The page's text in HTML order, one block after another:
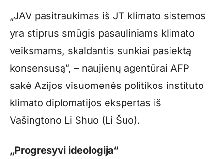
„JAV pasitraukimas iš JT klimato sistemos
yra stiprus smūgis pasauliniams klimato
veiksmams, skaldantis sunkiai pasiektą
konsensusą“, – naujienų agentūrai AFP
sakė Azijos visuomenės politikos instituto
klimato diplomatijos ekspertas iš
Vašingtono Li Shuo (Li Šuo).
„Progresyvi ideologija“